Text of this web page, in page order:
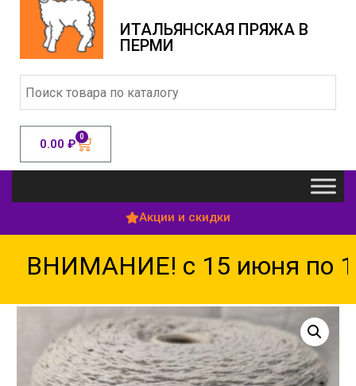
ИТАЛЬЯНСКАЯ ПРЯЖА В
ПЕРМИ
0.00 ₽ 0
Акции и скидки
ВНИМАНИЕ! с 15 июня по 15